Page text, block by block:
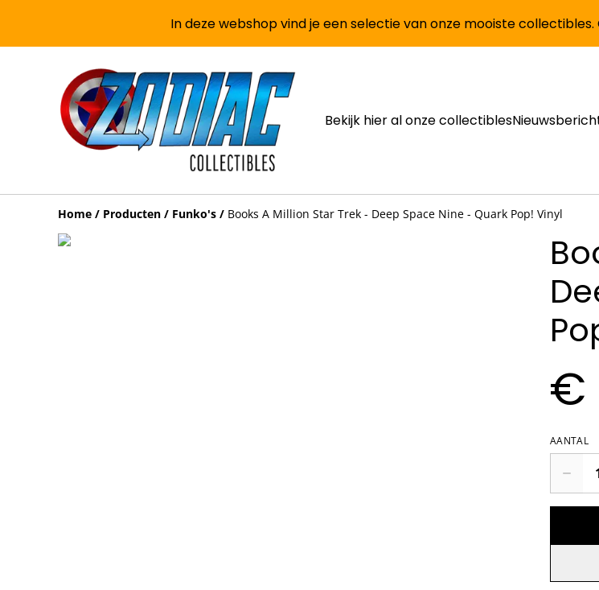
In deze webshop vind je een selectie van onze mooiste
Bekijk hier al onze collectibles
Home / Producten / Funko's / Books A Million Star Trek - Deep Space Nine - Quark Pop! Vinyl
€
AANTAL